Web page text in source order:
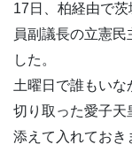
17日、柏経由で
員副議長の立憲
した。
土曜日で誰もいな
切り取った愛子天
添えて入れておき